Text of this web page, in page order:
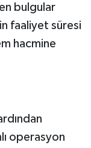
bulgular
faaliyet süresi
hacmine
operasyon